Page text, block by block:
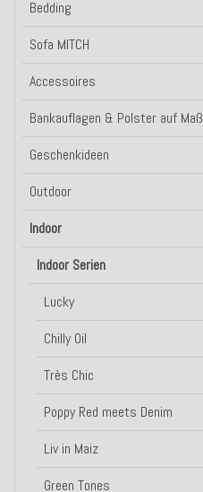
Bedding
Sofa MITCH
Accessoires
Bankauflagen & Polster auf Maß
Geschenkideen
Outdoor
Indoor
Indoor Serien
Lucky
Chilly Oil
Très Chic
Poppy Red meets Denim
Liv in Maiz
Green Tones